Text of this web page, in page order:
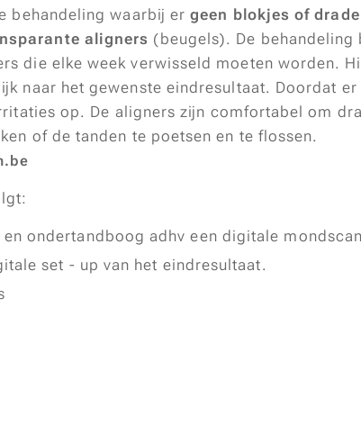
behandeling waarbij ergeen blokjes of
aligners (beugels). De behandeling
die elke week verwisseld moeten worden.
naar het gewenste eindresultaat. Doordat
op. De aligners zijn comfortabel om
of de tanden te poetsen en te flossen.
ondertandboog adhv een digitale
set - up van het eindresultaat.